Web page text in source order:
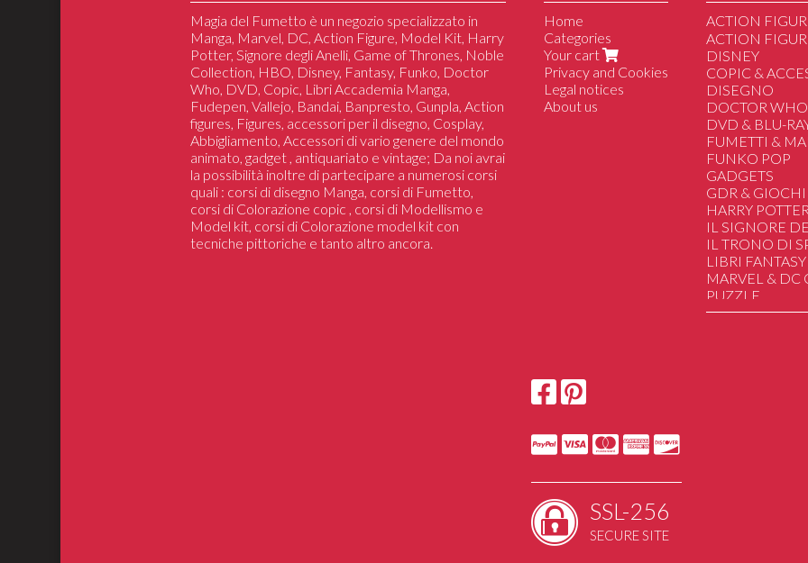
Magia del Fumetto è un negozio specializzato in
Manga, Marvel, DC, Action Figure, Model Kit, Harry
Potter, Signore degli Anelli, Game of Thrones, Noble
Collection, HBO, Disney, Fantasy, Funko, Doctor
Who, DVD, Copic, Libri Accademia Manga,
Fudepen, Vallejo, Bandai, Banpresto, Gunpla, Action
figures, Figures, accessori per il disegno, Cosplay,
Abbigliamento, Accessori di vario genere del mondo
animato, gadget , antiquariato e vintage; Da noi avrai
la possibilità inoltre di partecipare a numerosi corsi
quali : corsi di disegno Manga, corsi di Fumetto,
corsi di Colorazione copic , corsi di Modellismo e
Model kit, corsi di Colorazione model kit con
tecniche pittoriche e tanto altro ancora.
Home
Categories
Your cart
Privacy and Cookies
Legal notices
About us
ACTION
Altri
DC/Marvel/
Disney
Manga/Anime/
Film/Serie Tv/
ACTION
DISNEY
COPIC &
DISEGNO
DOCTOR WHO
DVD & BLU-
FUMETTI &
FUNKO POP
GADGETS
GDR &
HARRY POTTER
IL SIGNORE
IL TRONO DI
LIBRI FANTASY
MARVEL & DC
PUZZLE
SAILOR MOON
SSL-256
SECURE SITE